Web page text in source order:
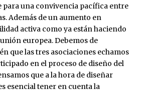
para una convivencia pacífica entre
Además de un aumento en
activa como ya están haciendo
europea. Debemos de
que las tres asociaciones echamos
en el proceso de diseño del
que a la hora de diseñar
esencial tener en cuenta la